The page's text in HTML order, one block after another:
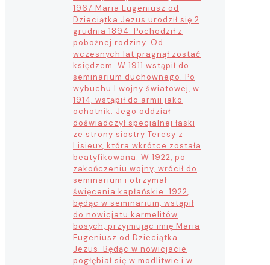
1967 Maria Eugeniusz od
Dzieciątka Jezus urodził się 2
grudnia 1894. Pochodził z
pobożnej rodziny. Od
wczesnych lat pragnął zostać
księdzem. W 1911 wstąpił do
seminarium duchownego. Po
wybuchu I wojny światowej, w
1914, wstąpił do armii jako
ochotnik. Jego oddział
doświadczył specjalnej łaski
ze strony siostry Teresy z
Lisieux, która wkrótce została
beatyfikowana. W 1922, po
zakończeniu wojny, wrócił do
seminarium i otrzymał
święcenia kapłańskie. 1922,
będąc w seminarium, wstąpił
do nowicjatu karmelitów
bosych, przyjmując imię Maria
Eugeniusz od Dzieciątka
Jezus. Będąc w nowicjacie
pogłębiał się w modlitwie i w